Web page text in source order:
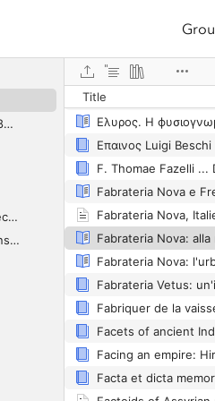
158771fd-48d5-355b-a887-59923900a426
pleiades additions corrected
von Gerkan-Fortifications(Dura)
Title
Eπαινος Luigi Beschi
Facta et dicta